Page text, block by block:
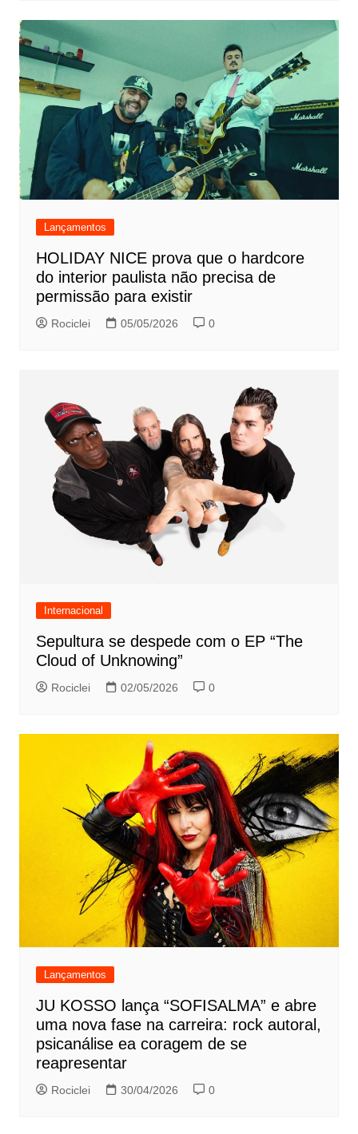
Lançamentos
HOLIDAY NICE prova que o hardcore
do interior paulista não precisa de
permissão para existir
Rociclei 05/05/2026 0
Internacional
Sepultura se despede com o EP “The
Cloud of Unknowing”
Rociclei 02/05/2026 0
Lançamentos
JU KOSSO lança “SOFISALMA” e abre
uma nova fase na carreira: rock autoral,
psicanálise ea coragem de se
reapresentar
Rociclei 30/04/2026 0